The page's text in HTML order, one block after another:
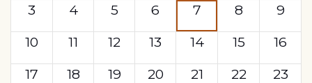
3
4 5 6 7 8
9
10
11 12 13 14 15
16
17
18 19 20 21 22
23